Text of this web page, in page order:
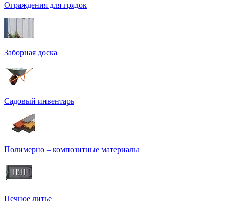
Ограждения для грядок
Заборная доска
Садовый инвентарь
Полимерно – композитные материалы
Печное литье